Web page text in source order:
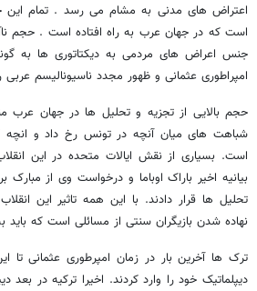
اعتراض های مدنی به مشام می رسد . تمام این
است که در جهان عرب به راه افتاده است . حجم
جنس اعراض های مردمی به دیکتاتوری ها به
امپراطوری عثمانی و ظهور مجدد ناسیونالیسم
حجم بالایی از تجزیه و تحلیل ها در جهان
شباهت های میان آنچه در تونس رخ داد و
است. بسیاری از نقش ایالات متحده در این
بیانیه اخیر باراک اوباما و درخواست وی از
تحلیل ها قرار دادند. با این همه تاثیر این
نهاده شدن بازیگران سنتی از مسائلی است که باید
ترک ها آخرین بار در زمان امپرطوری عثمانی تا
دیپلماتیک خود را وارد کردند. اخیرا ترکیه در بعد